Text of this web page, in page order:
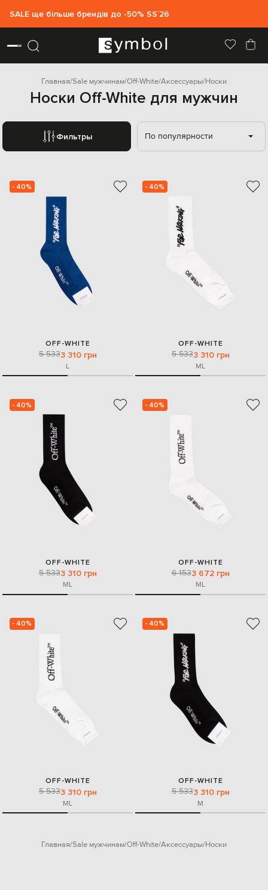
SALE ще більше брендів до -50% SS`26
Главная Sale мужчинам Off-White Аксессуары Носки
Носки Off-White для мужчин
Фильтры По популярности
- 40%
OFF-WHITE
5 5333 310 грн
L
- 40%
OFF-WHITE
5 5333 310 грн
ML
- 40%
OFF-WHITE
5 5333 310 грн
ML
- 40%
OFF-WHITE
6 1533 672 грн
ML
- 40%
OFF-WHITE
5 5333 310 грн
ML
- 40%
OFF-WHITE
5 5333 310 грн
M
Главная Sale мужчинам Off-White Аксессуары Носки